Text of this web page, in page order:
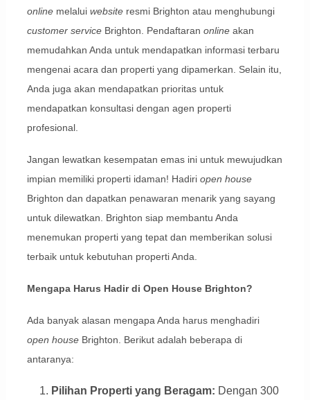
onlinemelalui websiteresmi Brighton atau menghubungi
customer serviceBrighton. Pendaftaran onlineakan
memudahkan Anda untuk mendapatkan informasi terbaru
mengenai acara dan properti yang dipamerkan. Selain itu,
Anda juga akan mendapatkan prioritas untuk
mendapatkan konsultasi dengan agen properti
profesional.
Jangan lewatkan kesempatan emas ini untuk mewujudkan
impian memiliki properti idaman! Hadiri open house
Brighton dan dapatkan penawaran menarik yang sayang
untuk dilewatkan. Brighton siap membantu Anda
menemukan properti yang tepat dan memberikan solusi
terbaik untuk kebutuhan properti Anda.
Mengapa Harus Hadir di Open House Brighton?
Ada banyak alasan mengapa Anda harus menghadiri
open houseBrighton. Berikut adalah beberapa di
antaranya:
Pilihan Properti yang Beragam: Dengan 300